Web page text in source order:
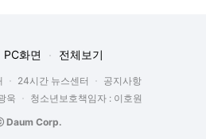
PC화면 전체보기
24시간 뉴스센터
공지사항
욱
청소년보호책임자 : 이호원
Daum Corp.